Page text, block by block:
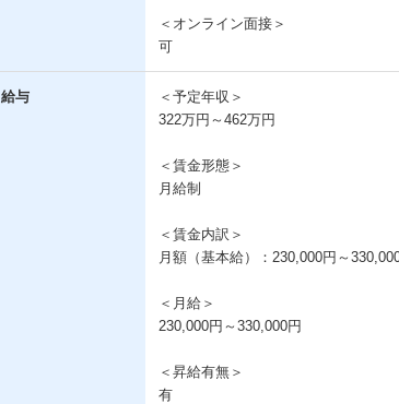
＜オンライン面接＞
可
給与
＜予定年収＞
322万円～462万円
＜賃金形態＞
月給制
＜賃金内訳＞
月額（基本給）：230,000円～
＜月給＞
230,000円～330,000円
＜昇給有無＞
有